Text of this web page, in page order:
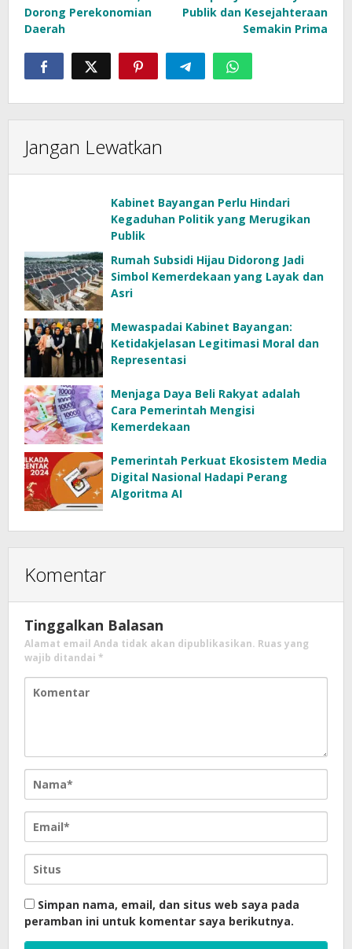
Dorong Perekonomian
Daerah
Publik dan Kesejahteraan
Semakin Prima
Jangan Lewatkan
Kabinet Bayangan Perlu Hindari
Kegaduhan Politik yang Merugikan
Publik
Rumah Subsidi Hijau Didorong Jadi
Simbol Kemerdekaan yang Layak dan
Asri
Mewaspadai Kabinet Bayangan:
Ketidakjelasan Legitimasi Moral dan
Representasi
Menjaga Daya Beli Rakyat adalah
Cara Pemerintah Mengisi
Kemerdekaan
Pemerintah Perkuat Ekosistem Media
Digital Nasional Hadapi Perang
Algoritma AI
Komentar
Tinggalkan Balasan
Alamat email Anda tidak akan dipublikasikan. Ruas yang
wajib ditandai *
Simpan nama, email, dan situs web saya pada
peramban ini untuk komentar saya berikutnya.